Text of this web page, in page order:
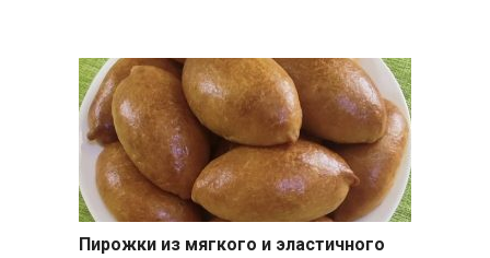
Пирожки из мягкого и эластичного